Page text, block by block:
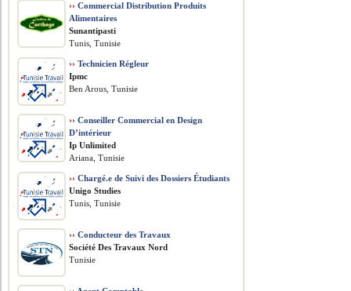
›› Commercial Distribution Produits
Alimentaires
Sunantipasti
Tunis, Tunisie
›› Technicien Régleur
Ipmc
Ben Arous, Tunisie
›› Conseiller Commercial en Design
D’intérieur
Ip Unlimited
Ariana, Tunisie
›› Chargé.e de Suivi des Dossiers Étudiants
Unigo Studies
Tunis, Tunisie
›› Conducteur des Travaux
Société Des Travaux Nord
Tunisie